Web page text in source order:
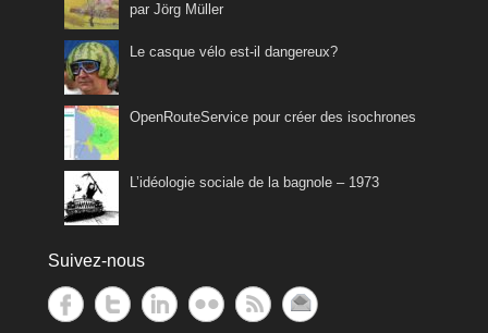
par Jörg Müller
Le casque vélo est-il dangereux?
OpenRouteService pour créer des isochrones
L’idéologie sociale de la bagnole – 1973
Suivez-nous